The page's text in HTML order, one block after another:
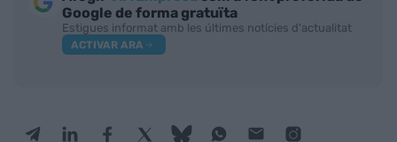
Google de forma gratuïta
Estigues informat amb les últimes notícies d'actualitat
ACTIVAR ARA